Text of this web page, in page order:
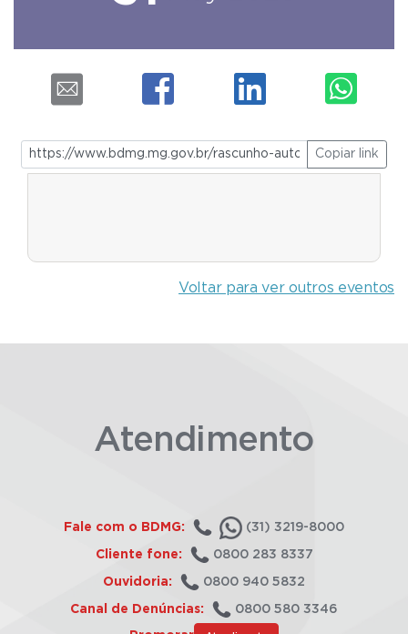
Copiar link
Voltar para ver outros eventos
Atendimento
Fale com o BDMG: (31) 3219-8000
Cliente fone: 0800 283 8337
Ouvidoria: 0800 940 5832
Canal de Denúncias: 0800 580 3346